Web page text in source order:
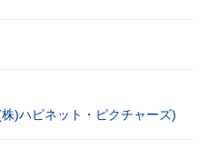
)ハピネット・ピクチャーズ)